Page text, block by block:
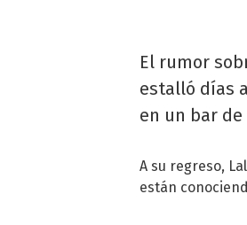
El rumor
estalló días
en un bar de
A su regreso,
están